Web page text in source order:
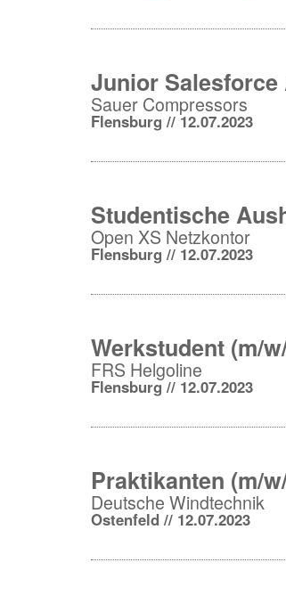
Junior Salesforce
Sauer Compressors
Flensburg // 12.07.2023
Studentische
Open XS Netzkontor
Flensburg // 12.07.2023
Werkstudent (m/
FRS Helgoline
Flensburg // 12.07.2023
Praktikanten (m/
Deutsche Windtechnik
Ostenfeld // 12.07.2023